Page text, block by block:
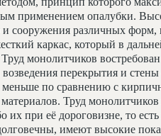
применением опалубки.
сооружения различных форм,
каркас, который в
монолитчиков
перекрытия и
по сравнению с
Труд монолитчиков
их при её дороговизне, то
имеют высокие